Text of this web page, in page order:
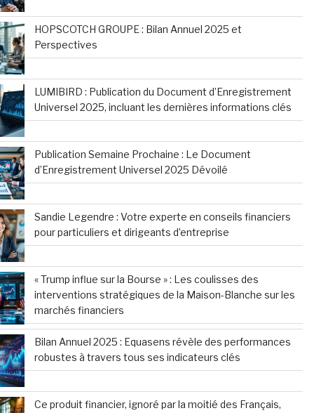
HOPSCOTCH GROUPE : Bilan Annuel 2025 et
Perspectives
LUMIBIRD : Publication du Document d’Enregistrement
Universel 2025, incluant les dernières informations clés
Publication Semaine Prochaine : Le Document
d’Enregistrement Universel 2025 Dévoilé
Sandie Legendre : Votre experte en conseils financiers
pour particuliers et dirigeants d’entreprise
« Trump influe sur la Bourse » : Les coulisses des
interventions stratégiques de la Maison-Blanche sur les
marchés financiers
Bilan Annuel 2025 : Equasens révèle des performances
robustes à travers tous ses indicateurs clés
Ce produit financier, ignoré par la moitié des Français,